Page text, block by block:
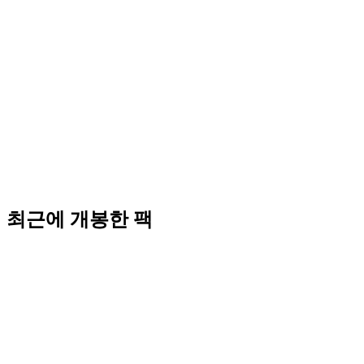
최근에 개봉한 팩